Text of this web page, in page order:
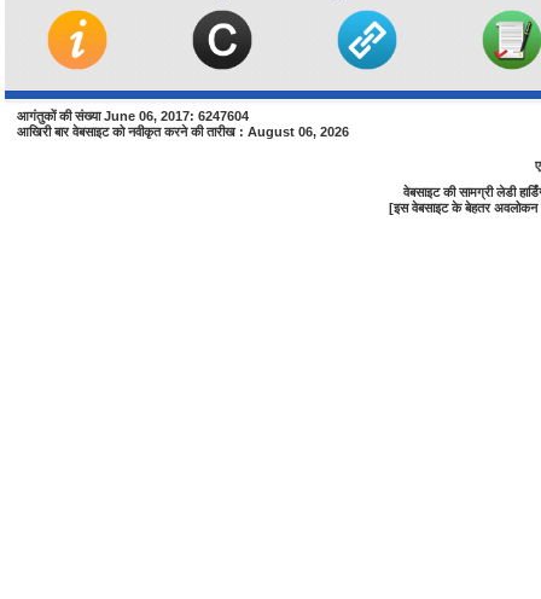
आगंतुकों की संख्या June 06, 2017: 6247604
आखिरी बार वेबसाइट को नवीकृत करने की तारीख : August 06, 2026
वेबसाइट की सामग्री लेडी
[इस वेबसाइट के बेहतर अवलोकन